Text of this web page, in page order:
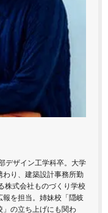
デザイン工学科卒。大学
り、建築設計事務所勤
株式会社ものづくり学校
を担当。姉妹校「隠岐
」の立ち上げにも関わ